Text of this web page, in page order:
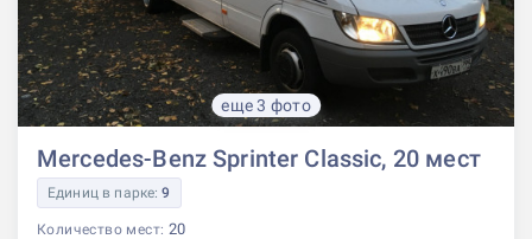
еще 3 фото
Mercedes-Benz Sprinter Classic, 20 мест
Единиц в парке:9
Количество мест: 20